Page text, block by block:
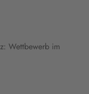
Wettbewerb im